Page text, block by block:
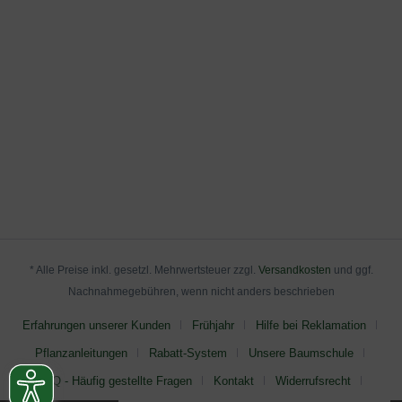
* Alle Preise inkl. gesetzl. Mehrwertsteuer zzgl. Versandkosten und ggf.
Nachnahmegebühren, wenn nicht anders beschrieben
Erfahrungen unserer Kunden Frühjahr Hilfe bei Reklamation
Pflanzanleitungen Rabatt-System Unsere Baumschule
FAQ - Häufig gestellte Fragen Kontakt Widerrufsrecht